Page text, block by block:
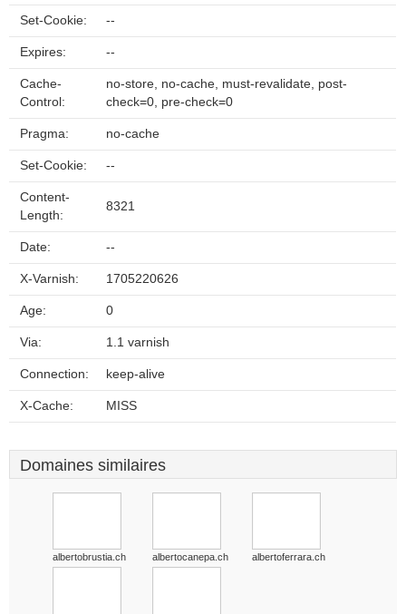
Set-Cookie: --
Expires: --
Cache-
Control:
no-store, no-cache, must-revalidate, post-
check=0, pre-check=0
Pragma: no-cache
Set-Cookie: --
Content-
Length:
8321
Date: --
X-Varnish: 1705220626
Age: 0
Via: 1.1 varnish
Connection: keep-alive
X-Cache: MISS
Domaines similaires
albertobrustia.ch albertocanepa.ch albertoferrara.ch